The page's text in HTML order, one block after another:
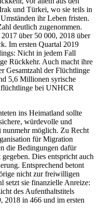
und Türkei, wo sie teils in
ihr Leben fristen.
deutlich zugenommen.
über 50 000, 2018 über
Im ersten Quartal 2019
Nicht in jedem Fall
Rückkehr. Auch macht ihre
Gesamtzahl der Flüchtlinge
5,6 Millionen syrische
bei UNHCR
ins Heimatland sollte
würdevolle und
nunmehr möglich. Zu Recht
für Migration
die Bedingungen dafür
Dies entspricht auch
Entsprechend betont
nicht zur freiwilligen
setzt sie finanzielle Anreize:
des Aufenthaltstitels
2018 in 466 und im ersten